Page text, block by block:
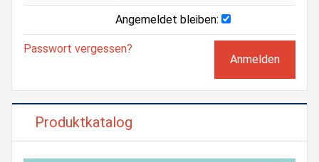
Angemeldet bleiben:
Passwort vergessen?
Produktkatalog